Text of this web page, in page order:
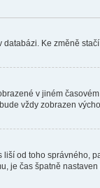
Ke změně
v jiném
vždy zobrazen
od toho správného,
je čas špatně